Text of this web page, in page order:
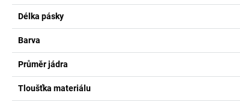
Délka pásky
Barva
Průměr jádra
Tloušťka materiálu